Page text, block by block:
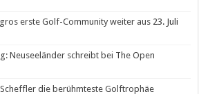
erste Golf-Community weiter aus 23. Juli
Neuseeländer schreibt bei The Open
die berühmteste Golftrophäe